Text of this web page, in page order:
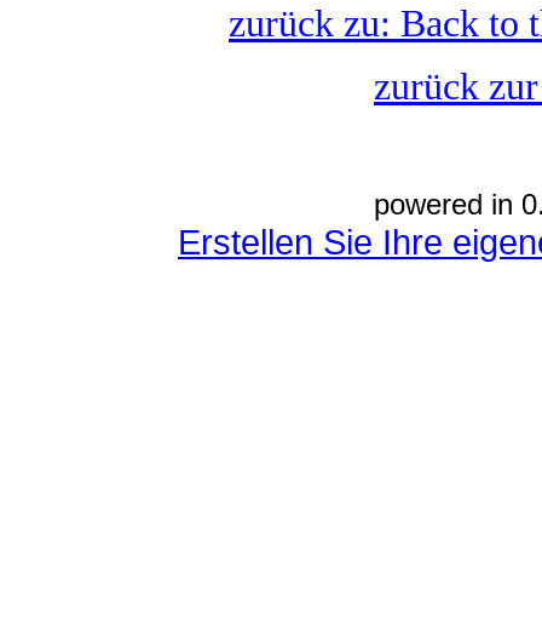
zurück zu: Back to
zurück
powered in
Erstellen Sie Ihre